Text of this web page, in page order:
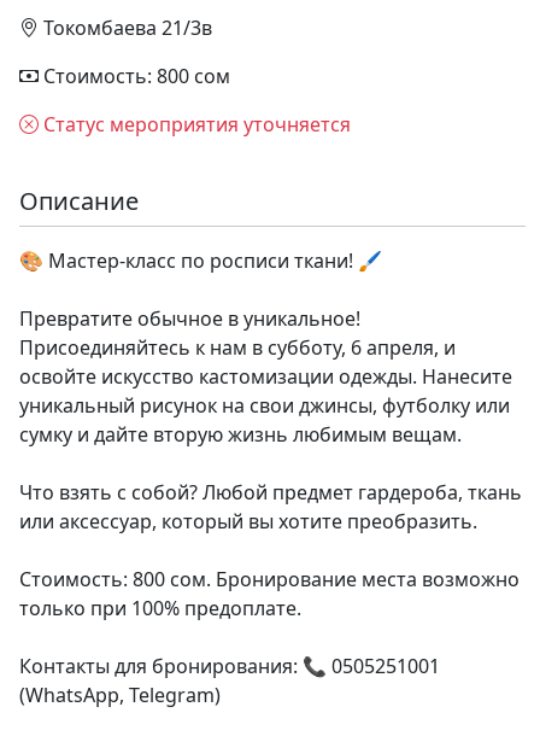
Токомбаева 21/3в
Стоимость: 800 сом
Статус мероприятия уточняется
Описание
🎨 Мастер-класс по росписи ткани! 🖌
Превратите обычное в уникальное!
Присоединяйтесь к нам в субботу, 6 апреля, и
освойте искусство кастомизации одежды. Нанесите
уникальный рисунок на свои джинсы, футболку или
сумку и дайте вторую жизнь любимым вещам.
Что взять с собой? Любой предмет гардероба, ткань
или аксессуар, который вы хотите преобразить.
Стоимость: 800 сом. Бронирование места возможно
только при 100% предоплате.
Контакты для бронирования: 📞 0505251001
(WhatsApp, Telegram)